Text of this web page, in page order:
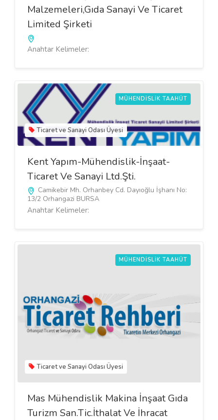
Malzemeleri,Gıda Sanayi Ve Ticaret
Limited Şirketi
Anahtar Kelimeler:
MÜHENDISLIK TAAHÜT
Ticaret ve Sanayi Odası Üyesi
Kent Yapım-Mühendislik-İnşaat-
Ticaret Ve Sanayi Ltd.Şti.
Camikebir Mh. Orhanbey Cd. Dayıoğlu İşhanı No:
13/2 Orhangazi BURSA
Anahtar Kelimeler:
MÜHENDISLIK TAAHÜT
Ticaret ve Sanayi Odası Üyesi
Mas Mühendislik Makina İnşaat Gıda
Turizm San.Tic.İthalat Ve İhracat